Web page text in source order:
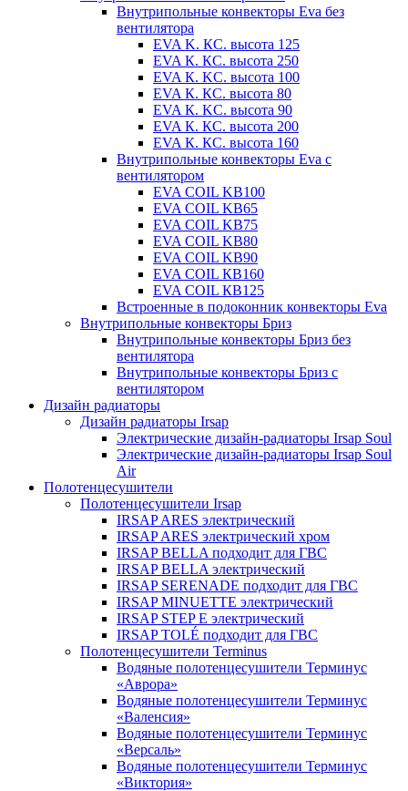
Внутрипольные конвекторы Eva без
вентилятора
EVA K. КС. высота 125
EVA К. КС. высота 250
EVA К. KС. высота 100
EVA К. КС. высота 80
EVA К. KC. высота 90
EVA К. КС. высота 200
EVA К. КС. высота 160
Внутрипольные конвекторы Eva с
вентилятором
EVA COIL KB100
EVA COIL KB65
EVA COIL KB75
EVA COIL KB80
EVA COIL KB90
EVA COIL КВ160
EVA COIL КВ125
Встроенные в подоконник конвекторы Eva
Внутрипольные конвекторы Бриз
Внутрипольные конвекторы Бриз без
вентилятора
Внутрипольные конвекторы Бриз с
вентилятором
Дизайн радиаторы
Дизайн радиаторы Irsap
Электрические дизайн-радиаторы Irsap Soul
Электрические дизайн-радиаторы Irsap Soul
Air
Полотенцесушители
Полотенцесушители Irsap
IRSAP ARES электрический
IRSAP ARES электрический хром
IRSAP BELLA подходит для ГВС
IRSAP BELLA электрический
IRSAP SERENADE подходит для ГВС
IRSAP MINUETTE электрический
IRSAP STEP E электрический
IRSAP TOLÉ подходит для ГВС
Полотенцесушители Terminus
Водяные полотенцесушители Терминус
«Аврора»
Водяные полотенцесушители Терминус
«Валенсия»
Водяные полотенцесушители Терминус
«Версаль»
Водяные полотенцесушители Терминус
«Виктория»